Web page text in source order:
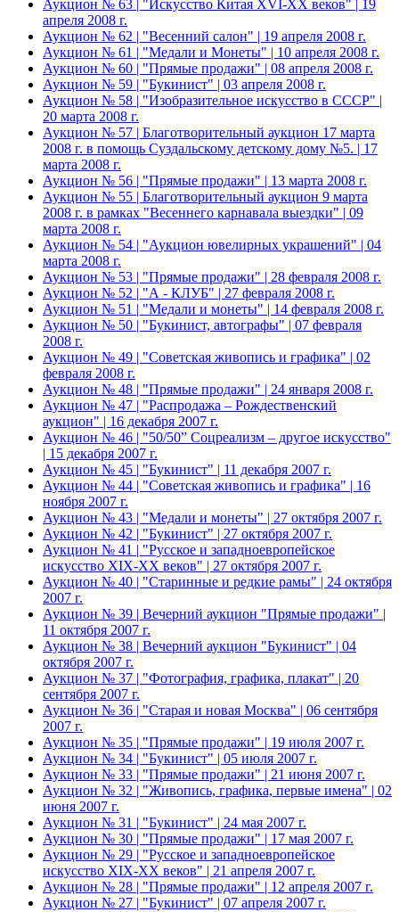
Аукцион № 63 | "Искусство Китая XVI-XX веков" | 19
апреля 2008 г.
Аукцион № 62 | "Весенний салон" | 19 апреля 2008 г.
Аукцион № 61 | "Медали и Монеты" | 10 апреля 2008 г.
Аукцион № 60 | "Прямые продажи" | 08 апреля 2008 г.
Аукцион № 59 | "Букинист" | 03 апреля 2008 г.
Аукцион № 58 | "Изобразительное искусство в СССР" |
20 марта 2008 г.
Аукцион № 57 | Благотворительный аукцион 17 марта
2008 г. в помощь Суздальскому детскому дому №5. | 17
марта 2008 г.
Аукцион № 56 | "Прямые продажи" | 13 марта 2008 г.
Аукцион № 55 | Благотворительный аукцион 9 марта
2008 г. в рамках "Весеннего карнавала выездки" | 09
марта 2008 г.
Аукцион № 54 | "Аукцион ювелирных украшений" | 04
марта 2008 г.
Аукцион № 53 | "Прямые продажи" | 28 февраля 2008 г.
Аукцион № 52 | "А - КЛУБ" | 27 февраля 2008 г.
Аукцион № 51 | "Медали и монеты" | 14 февраля 2008 г.
Аукцион № 50 | "Букинист, автографы" | 07 февраля
2008 г.
Аукцион № 49 | "Советская живопись и графика" | 02
февраля 2008 г.
Аукцион № 48 | "Прямые продажи" | 24 января 2008 г.
Аукцион № 47 | "Распродажа – Рождественский
аукцион" | 16 декабря 2007 г.
Аукцион № 46 | "50/50” Соцреализм – другое искусство"
| 15 декабря 2007 г.
Аукцион № 45 | "Букинист" | 11 декабря 2007 г.
Аукцион № 44 | "Советская живопись и графика" | 16
ноября 2007 г.
Аукцион № 43 | "Медали и монеты" | 27 октября 2007 г.
Аукцион № 42 | "Букинист" | 27 октября 2007 г.
Аукцион № 41 | "Русское и западноевропейское
искусство XIX-XX веков" | 27 октября 2007 г.
Аукцион № 40 | "Старинные и редкие рамы" | 24 октября
2007 г.
Аукцион № 39 | Вечерний аукцион "Прямые продажи" |
11 октября 2007 г.
Аукцион № 38 | Вечерний аукцион "Букинист" | 04
октября 2007 г.
Аукцион № 37 | "Фотография, графика, плакат" | 20
сентября 2007 г.
Аукцион № 36 | "Старая и новая Москва" | 06 сентября
2007 г.
Аукцион № 35 | "Прямые продажи" | 19 июля 2007 г.
Аукцион № 34 | "Букинист" | 05 июля 2007 г.
Аукцион № 33 | "Прямые продажи" | 21 июня 2007 г.
Аукцион № 32 | "Живопись, графика, первые имена" | 02
июня 2007 г.
Аукцион № 31 | "Букинист" | 24 мая 2007 г.
Аукцион № 30 | "Прямые продажи" | 17 мая 2007 г.
Аукцион № 29 | "Русское и западноевропейское
искусство XIX-XX веков" | 21 апреля 2007 г.
Аукцион № 28 | "Прямые продажи" | 12 апреля 2007 г.
Аукцион № 27 | "Букинист" | 07 апреля 2007 г.